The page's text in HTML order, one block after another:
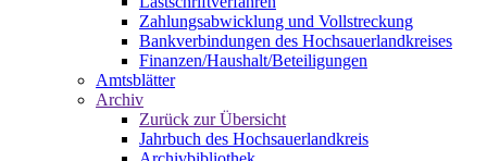
Zahlungsabwicklung und Vollstreckung
Bankverbindungen des Hochsauerlandkreises
Finanzen/Haushalt/Beteiligungen
Amtsblätter
Archiv
Zurück zur Übersicht
Jahrbuch des Hochsauerlandkreis